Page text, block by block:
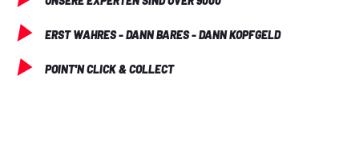
ERST WAHRES - DANN BARES - DANN KOPFGELD
POINT'N CLICK & COLLECT